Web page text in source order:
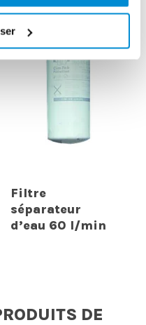
Filtre
séparateur
d’eau 60 l/min
DE